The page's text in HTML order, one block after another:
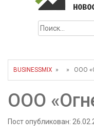
Найти:
BUSINESSMIX » » ООО
ООО
Пост опубликован: